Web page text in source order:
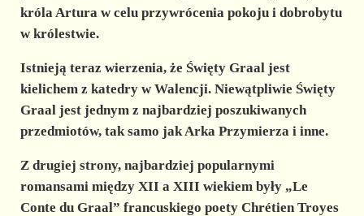
króla Artura w celu przywrócenia pokoju i dobrobytu
w królestwie.
Istnieją teraz wierzenia, że Święty Graal jest
kielichem z katedry w Walencji. Niewątpliwie Święty
Graal jest jednym z najbardziej poszukiwanych
przedmiotów, tak samo jak Arka Przymierza i inne.
Z drugiej strony, najbardziej popularnymi
romansami między XII a XIII wiekiem były „Le
Conte du Graal” francuskiego poety Chrétien Troyes